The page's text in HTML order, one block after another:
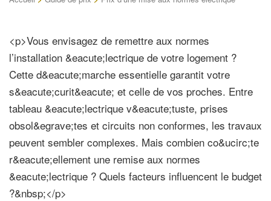
<p>Vous envisagez de remettre aux normes
l’installation &eacute;lectrique de votre logement ?
Cette d&eacute;marche essentielle garantit votre
s&eacute;curit&eacute; et celle de vos proches. Entre
tableau &eacute;lectrique v&eacute;tuste, prises
obsol&egrave;tes et circuits non conformes, les travaux
peuvent sembler complexes. Mais combien co&ucirc;te
r&eacute;ellement une remise aux normes
&eacute;lectrique ? Quels facteurs influencent le budget
?&nbsp;</p>